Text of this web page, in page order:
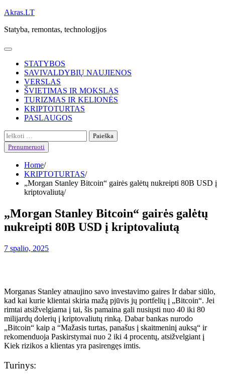
Skip
content
Akras.LT
Statyba, remontas, technologijos
STATYBOS
SAVIVALDYBIŲ NAUJIENOS
VERSLAS
ŠVIETIMAS IR MOKSLAS
TURIZMAS IR KELIONĖS
KRIPTOTURTAS
PASLAUGOS
Ieškoti:
Prenumeruoti
Home
KRIPTOTURTAS
„Morgan Stanley Bitcoin“ gairės galėtų nukreipti 80B USD į
kriptovaliutą
„Morgan Stanley Bitcoin“ gairės galėtų
nukreipti 80B USD į kriptovaliutą
7 spalio, 2025
Morganas Stanley atnaujino savo investavimo gaires Ir dabarsiūlo,
kad kai kurie klientai skiria mažą pjūvis jų portfelių į „Bitcoin“. Jei
rimtai atsižvelgiama į tai, šis pamaina gali nusiųsti nuo 40 iki 80
milijardų dolerių į kriptovaliutų rinką. Dabar bankas nurodo
„Bitcoin“ kaip a “Mažasis turtas, panašus į skaitmeninį auksą“ ir
rekomenduoja Paskirstymai nuo 2 iki 4 procentų, atsižvelgiant į
Kiek rizikos a klientas yra pasirengęs imtis.
Turinys: